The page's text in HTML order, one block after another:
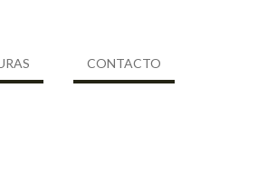
CONTACTO